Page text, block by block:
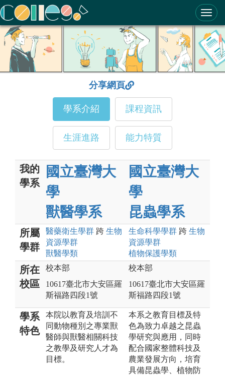
ColleGo! 大學選才與高中育才輔助系統
分享網頁
學系介紹 課程資訊
生涯進路 能力特質
我的
學系
國立臺灣大
學
獸醫學系
國立臺灣大
學
昆蟲學系
所屬
學群
醫藥衛生學群 跨 生物
資源學群
獸醫學類
生命科學學群 跨 生物
資源學群
植物保護學類
所在
校區
校本部
10617臺北市大安區羅
斯福路四段1號
校本部
10617臺北市大安區羅
斯福路四段1號
學系
特色
本院以教育及培訓不
同動物種別之專業獸
醫師與獸醫相關科技
之教學及研究人才為
目標。
本系之教育目標及特
色為致力卓越之昆蟲
學研究與應用，同時
配合國家整體科技及
農業發展方向，培育
具備昆蟲學、植物防